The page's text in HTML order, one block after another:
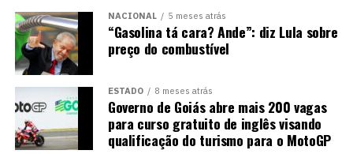
NACIONAL 5 meses atrás
“Gasolina tá cara? Ande”: diz Lula sobre
preço do combustível
ESTADO 8 meses atrás
Governo de Goiás abre mais 200 vagas
para curso gratuito de inglês visando
qualificação do turismo para o MotoGP